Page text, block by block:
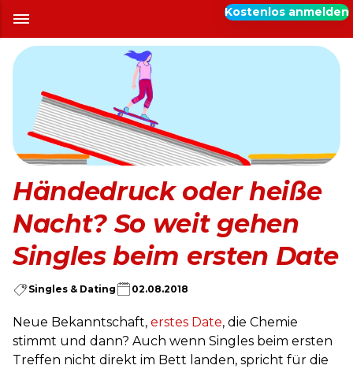
Kostenlos anmelden
Händedruck oder heiße
Nacht? So weit gehen
Singles beim ersten Date
Singles & Dating 02.08.2018
Neue Bekanntschaft, erstes Date, die Chemie
stimmt und dann? Auch wenn Singles beim ersten
Treffen nicht direkt im Bett landen, spricht für die